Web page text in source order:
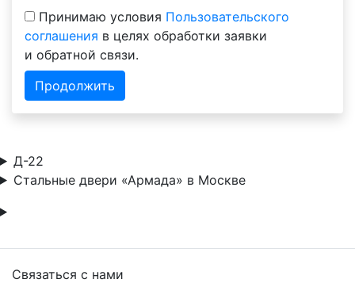
Принимаю условия Пользовательского
соглашения в целях обработки заявки
и обратной связи.
Продолжить
Д-22
Стальные двери «Армада» в Москве
Связаться с нами